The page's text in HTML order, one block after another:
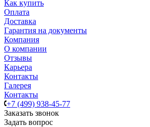
Как купить
Оплата
Доставка
Гарантия на документы
Компания
О компании
Отзывы
Карьера
Контакты
Галерея
Контакты
+7 (499) 938-45-77
Заказать звонок
Задать вопрос